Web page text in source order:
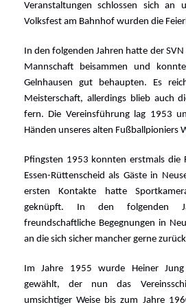
Veranstaltungen schlossen sich an
Volksfest am Bahnhof wurden die
In den folgenden Jahren hatte der
Mannschaft beisammen und
Gelnhausen gut behaupten. Es
Meisterschaft, allerdings blieb auch
fern. Die Vereinsführung lag 1953
Händen unseres alten Fußballpioniers
Pfingsten 1953 konnten erstmals die
Essen-Rüttenscheid als Gäste in
ersten Kontakte hatte
geknüpft. In den folgenden
freundschaftliche Begegnungen in
an die sich sicher mancher gerne
Im Jahre 1955 wurde Heiner
gewählt, der nun das
umsichtiger Weise bis zum Jahre